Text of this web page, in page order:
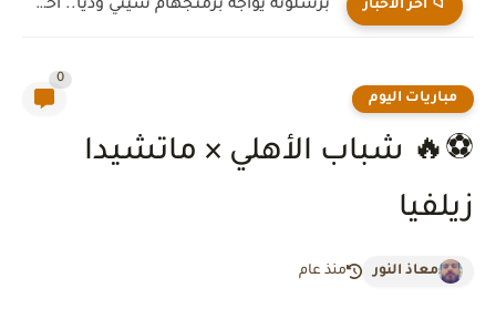
📁 آخر الأخبار برشلونة يواجه برمنجهام سيتي وديًا.. اختبار جديد لهانز فليك قبل...
مباريات اليوم
0
⚽🔥 شباب الأهلي × ماتشيدا
زيلفيا
معاذ النور منذ عام